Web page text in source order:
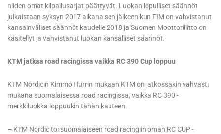
niiden omat kilpailusarjat päättyvät. Luokan lopulliset säännöt
julkaistaan syksyn 2017 aikana sen jälkeen kun FIM on vahvistanut
kansainväliset säännöt kaudelle 2018 ja Suomen Moottoriliitto on
käsitellyt ja vahvistanut luokan kansalliset säännöt.
KTM jatkaa road racingissa vaikka RC 390 Cup loppuu
KTM Nordicin Kimmo Hurrin mukaan KTM on jatkossakin vahvasti
mukana suomalaisessa road racingissa, vaikka RC 390 -
merkkiluokka loppuukin tähän kauteen.
– KTM Nordic toi suomalaiseen road racingiin oman RC CUP -